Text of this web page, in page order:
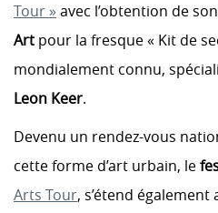
Tour »avec l’obtention de
Art pour la fresque « Kit de
mondialement connu,
Leon Keer.
Devenu un rendez-vous
cette forme d’art urbain, le
Arts Tour, s’étend